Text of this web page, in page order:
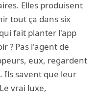
Elles produisent
tout ça dans six
fait planter l'app
? Pas l'agent de
eux, regardent
Ils savent que leur
vrai luxe,